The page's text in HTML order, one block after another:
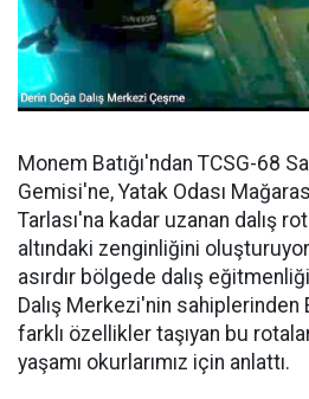
Monem Batığı'ndan TCSG-68
Gemisi'ne, Yatak Odası
Tarlası'na kadar uzanan dalış
altındaki zenginliğini
asırdır bölgede dalış
Dalış Merkezi'nin sahiplerinden
farklı özellikler taşıyan bu
yaşamı okurlarımız için anlattı.